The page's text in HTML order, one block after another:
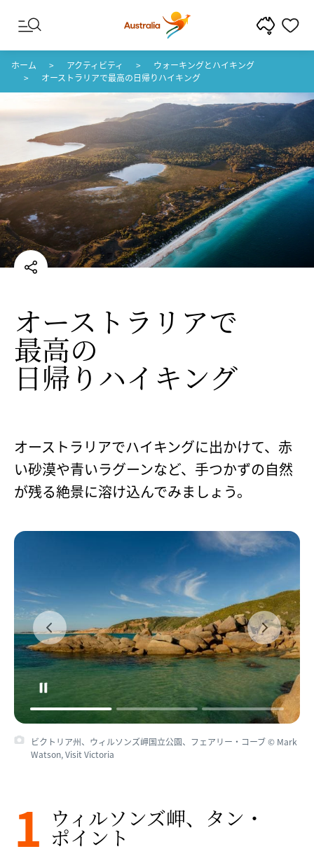
コンテンツへスキップ
フッターナビゲーションへスキップ
ホーム アクティビティ
ウォーキングとハイキング
オーストラリアで最高の日帰りハイキング
オーストラリアで​
最高の​
日帰りハイキング
オーストラリアでハイキングに出かけて、赤
い砂漠や青いラグーンなど、手つかずの自然
が残る絶景に溶け込んでみましょう。
ビクトリア州、ウィルソンズ岬国立公園、タン・ポイント © Mark
Watson, Visit Victoria
1 ウィルソンズ岬、​タン・
ポイント